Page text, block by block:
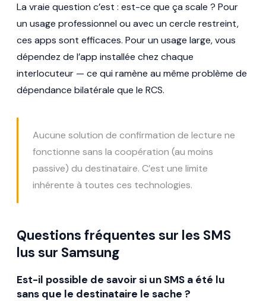
La vraie question c’est : est-ce que ça scale ? Pour
un usage professionnel ou avec un cercle restreint,
ces apps sont efficaces. Pour un usage large, vous
dépendez de l’app installée chez chaque
interlocuteur — ce qui ramène au même problème de
dépendance bilatérale que le RCS.
Aucune solution de confirmation de lecture ne
fonctionne sans la coopération (au moins
passive) du destinataire. C’est une limite
inhérente à toutes ces technologies.
Questions fréquentes sur les SMS
lus sur Samsung
Est-il possible de savoir si un SMS a été lu
sans que le destinataire le sache ?